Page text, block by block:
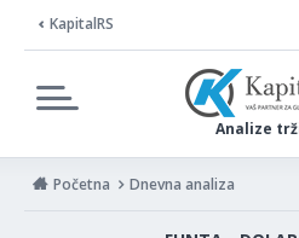
KapitalRS
Analize
Početna Dnevna analiza